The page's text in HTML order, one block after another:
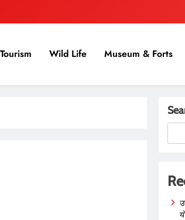
Tourism Wild Life Museum & Forts